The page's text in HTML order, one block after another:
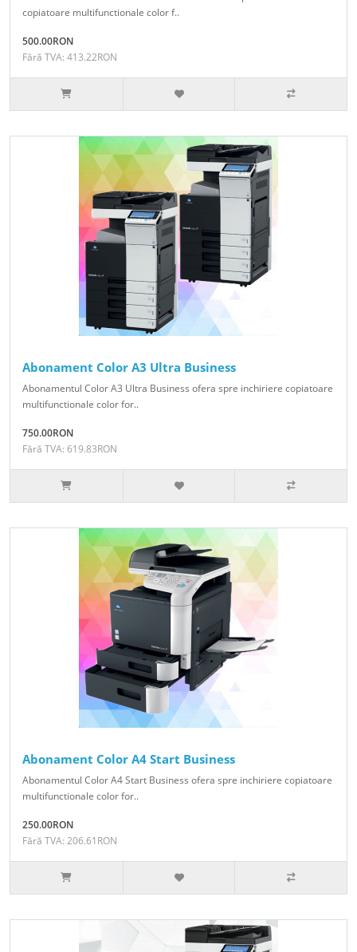
copiatoare multifunctionale color f..
500.00RON
Fără TVA: 413.22RON
Abonament Color A3 Ultra Business
Abonamentul Color A3 Ultra Business ofera spre inchiriere copiatoare
multifunctionale color for..
750.00RON
Fără TVA: 619.83RON
Abonament Color A4 Start Business
Abonamentul Color A4 Start Business ofera spre inchiriere copiatoare
multifunctionale color for..
250.00RON
Fără TVA: 206.61RON